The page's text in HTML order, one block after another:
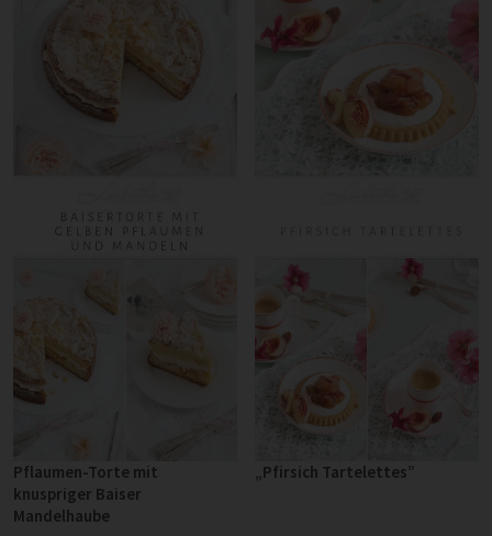
Pflaumen-Torte mit
knuspriger Baiser
Mandelhaube
„Pfirsich Tartelettes”